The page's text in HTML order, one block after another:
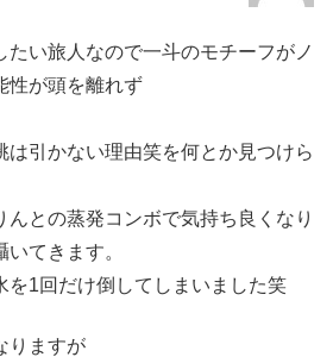
たい旅人なので一斗のモチーフがノ
性が頭を離れず
は引かない理由笑を何とか見つけら
んとの蒸発コンボで気持ち良くなり
てきます。
を1回だけ倒してしまいました笑
りますが